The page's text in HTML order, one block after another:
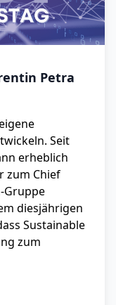
Petra
Seit
erheblich
zum Chief
Gruppe
diesjährigen
Sustainable
zum